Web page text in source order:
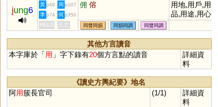
jung6
黃 p48 周 p107 佣 傛
用地,用戶,用
品,用途,用心,
用意,用具,用
力,作用,動用,
體用,費用,用心
良苦,用膳,通
用,聘用
李 p74 何 p350
HKLS 人文 同聲同韻 同韻同調 同聲同調
其他方言讀音
本字庫於「用 」字下錄有20個方言點的讀音
詳細資
料
《讀史方輿紀要》地名
阿用簇長官司 (1/1)
詳細資
料